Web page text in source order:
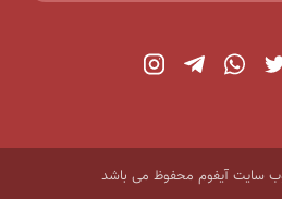
سایت آیفوم محفوظ می باشد